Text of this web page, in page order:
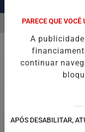
DE OBRAS DE
EM ALTA
Política
PARECE QUE
A
continuar
APÓS DESABILITAR,